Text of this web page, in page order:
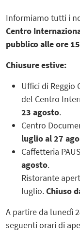
Informiamo tutti i
Centro
pubblico alle ore
Chiusure estive:
Uffici di Reggio
del Centro
23 agosto.
Centro
luglio al 27
Caffetteria
agosto.
Ristorante
luglio.Chiuso
A partire da lunedì
seguenti orari di